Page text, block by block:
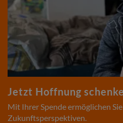
Jetzt Hoffnung
Mit Ihrer Spende ermöglichen
Zukunftsperspektiven.